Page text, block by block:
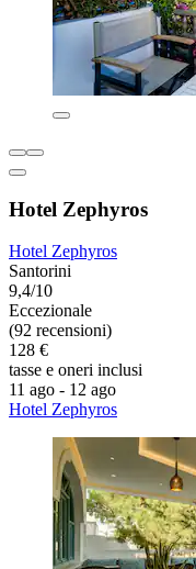
Hotel Zephyros
Hotel Zephyros
Santorini
9,4/10
Eccezionale
(92 recensioni)
128 €
tasse e oneri inclusi
11 ago - 12 ago
Hotel Zephyros